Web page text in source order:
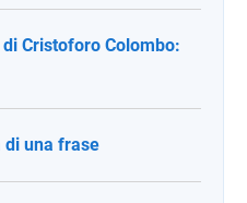
Cristoforo Colombo:
di una frase